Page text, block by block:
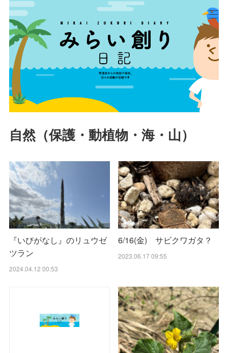
自然（保護・動植物・海・山）
『いびがなし』のリュウゼ
ツラン
2024.04.12 00:53
6/16(金) サビクワガタ？
2023.06.17 09:55